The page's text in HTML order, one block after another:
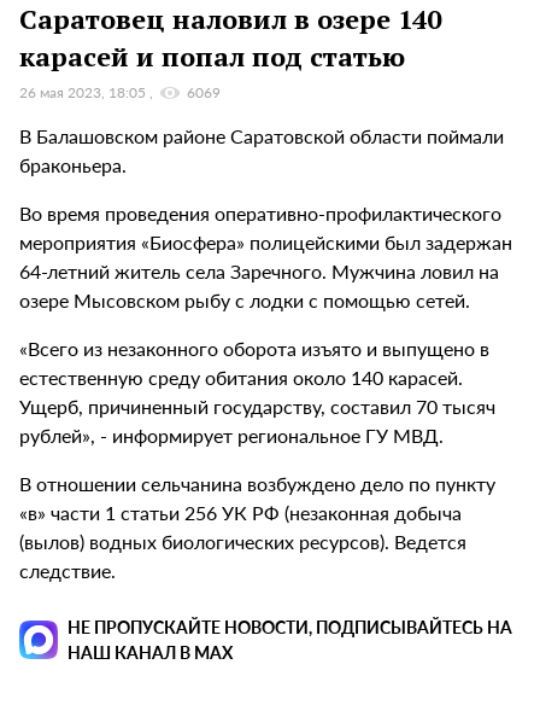
Саратовец наловил в озере 140
карасей и попал под статью
26 мая 2023, 18:05 6069
В Балашовском районе Саратовской области поймали
браконьера.
Во время проведения оперативно-профилактического
мероприятия «Биосфера» полицейскими был задержан
64-летний житель села Заречного. Мужчина ловил на
озере Мысовском рыбу с лодки с помощью сетей.
«Всего из незаконного оборота изъято и выпущено в
естественную среду обитания около 140 карасей.
Ущерб, причиненный государству, составил 70 тысяч
рублей», - информирует региональное ГУ МВД.
В отношении сельчанина возбуждено дело по пункту
«в» части 1 статьи 256 УК РФ (незаконная добыча
(вылов) водных биологических ресурсов). Ведется
следствие.
НЕ ПРОПУСКАЙТЕ НОВОСТИ, ПОДПИСЫВАЙТЕСЬ НА
НАШ КАНАЛ В MAX